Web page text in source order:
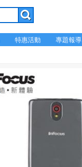
特惠活動 專題報導